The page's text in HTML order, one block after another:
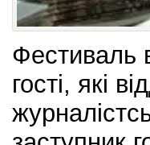
Фестиваль
гості, які